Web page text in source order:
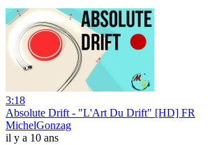
3:18
Absolute Drift - "L'Art Du Drift" [HD] FR
MichelGonzag
il y a 10 ans